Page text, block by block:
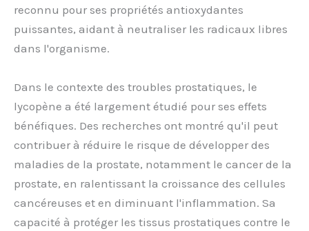
reconnu pour ses propriétés antioxydantes
puissantes, aidant à neutraliser les radicaux libres
dans l'organisme.
Dans le contexte des troubles prostatiques, le
lycopène a été largement étudié pour ses effets
bénéfiques. Des recherches ont montré qu'il peut
contribuer à réduire le risque de développer des
maladies de la prostate, notamment le cancer de la
prostate, en ralentissant la croissance des cellules
cancéreuses et en diminuant l'inflammation. Sa
capacité à protéger les tissus prostatiques contre le